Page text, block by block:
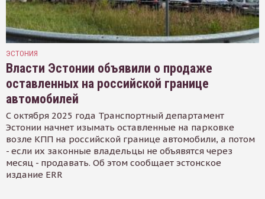
ЭСТОНИЯ
Власти Эстонии объявили о продаже
оставленных на российской границе
автомобилей
С октября 2025 года Транспортный департамент
Эстонии начнет изымать оставленные на парковке
возле КПП на российской границе автомобили, а потом
- если их законные владельцы не объявятся через
месяц - продавать. Об этом сообщает эстонское
издание ERR